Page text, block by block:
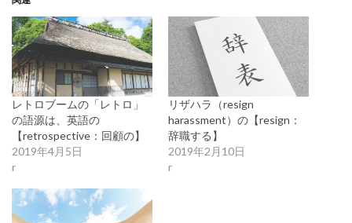
レトロブームの「レトロ」
の語源は、英語の
【retrospective：回顧の】
2019年4月5日
r
リザハラ（resign
harassment）の【resign：
辞職する】
2019年2月10日
r